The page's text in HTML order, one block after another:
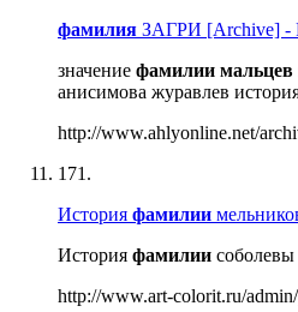
фамилия ЗАГРИ [Archive] -
значение фамилии мальцев
анисимова журавлев
http://www.ahlyonline.net/
171.
История фамилии
История фамилии соболевы
http://www.art-colorit.ru/